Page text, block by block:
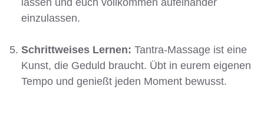
lassen und euch vollkommen aufeinander
einzulassen.
Schrittweises Lernen: Tantra-Massage ist eine
Kunst, die Geduld braucht. Übt in eurem eigenen
Tempo und genießt jeden Moment bewusst.